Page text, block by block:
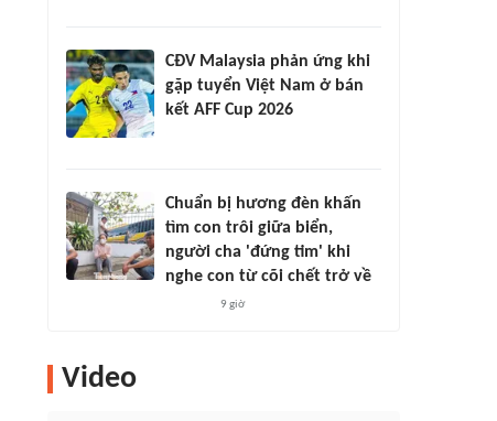
CĐV Malaysia phản ứng khi
gặp tuyển Việt Nam ở bán
kết AFF Cup 2026
Chuẩn bị hương đèn khấn
tìm con trôi giữa biển,
người cha 'đứng tim' khi
nghe con từ cõi chết trở về
9 giờ
Video